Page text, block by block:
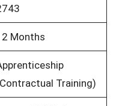
Months
Training)